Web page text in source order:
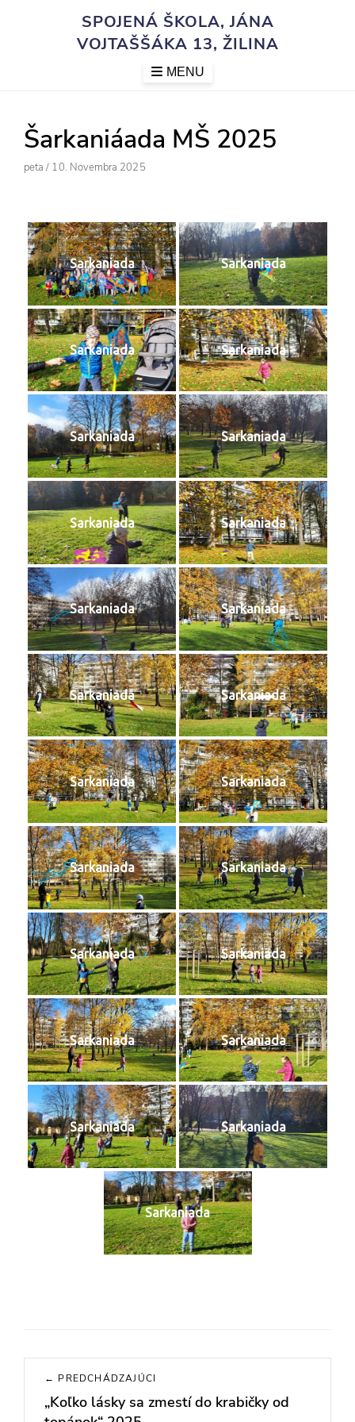
SPOJENÁ ŠKOLA, JÁNA
VOJTAŠŠÁKA 13, ŽILINA
MENU
Šarkaniáada MŠ 2025
Author
Peta / Posted
10. Novembra 2025
Sarkaniada Sarkaniada
Sarkaniada Sarkaniada
Sarkaniada Sarkaniada
Sarkaniada Sarkaniada
Sarkaniada Sarkaniada
Sarkaniada Sarkaniada
Sarkaniada Sarkaniada
Sarkaniada Sarkaniada
Sarkaniada Sarkaniada
Sarkaniada Sarkaniada
Sarkaniada Sarkaniada
Sarkaniada
Navigácia
článku
← PREDCHÁDZAJÚCI
Previous
„Koľko lásky sa zmestí do krabičky od